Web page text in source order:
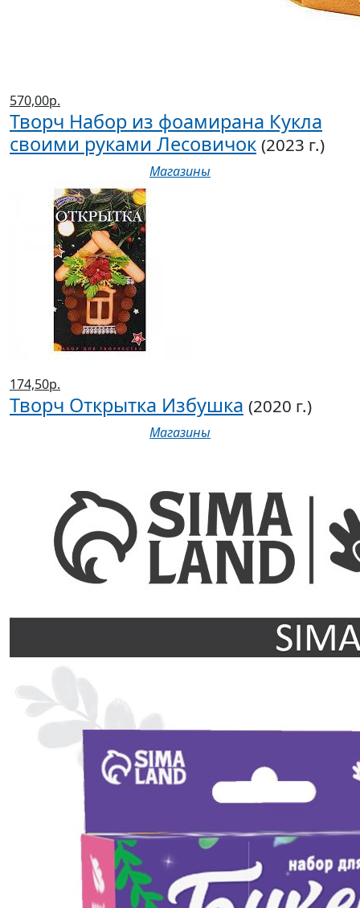
570,00р.
Творч Набор из фоамирана Кукла
своими руками Лесовичок (2023 г.)
Магазины
174,50р.
Творч Открытка Избушка (2020 г.)
Магазины